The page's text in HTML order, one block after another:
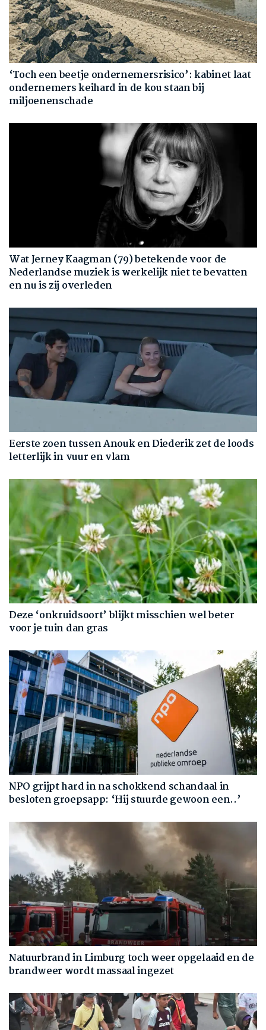
‘Toch een beetje ondernemersrisico’: kabinet laat
ondernemers keihard in de kou staan bij
miljoenenschade
Wat Jerney Kaagman (79) betekende voor de
Nederlandse muziek is werkelijk niet te bevatten
en nu is zij overleden
Eerste zoen tussen Anouk en Diederik zet de loods
letterlijk in vuur en vlam
Deze ‘onkruidsoort’ blijkt misschien wel beter
voor je tuin dan gras
NPO grijpt hard in na schokkend schandaal in
besloten groepsapp: ‘Hij stuurde gewoon een..’
Natuurbrand in Limburg toch weer opgelaaid en de
brandweer wordt massaal ingezet